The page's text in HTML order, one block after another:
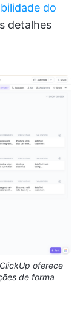
do
detalhes
oferece
de forma